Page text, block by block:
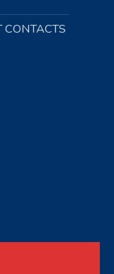
CONTACTS